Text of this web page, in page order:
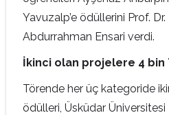
Yavuzalp’e ödüllerini Prof.
Abdurrahman Ensari verdi.
İkinci olan projelere 4 bin
Törende her üç kategoride
ödülleri, Üsküdar Üniversitesi